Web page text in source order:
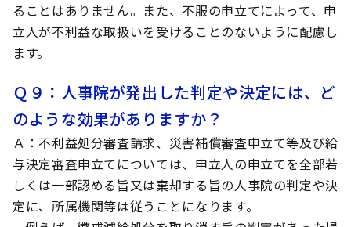
ることはありません。また、不服の申立てによって、申
立人が不利益な取扱いを受けることのないように配慮し
ます。
Ｑ９ ：人事院が発出した判定や決定には、ど
のような効果がありますか？
Ａ ：不利益処分審査請求、災害補償審査申立て等及び給
与決定審査申立てについては、申立人の申立てを全部若
しくは一部認める旨又は棄却する旨の人事院の判定や決
定に、所属機関等は従うことになります。